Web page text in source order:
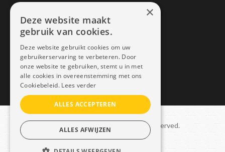
1750 Lennik
0497452898
info@dais.be
Copyright © 2021 Dais. All rights reserved.
Sitemap–GDPR
×
Deze website maakt
gebruik van cookies.
Deze website gebruikt cookies om uw
gebruikerservaring te verbeteren. Door
onze website te gebruiken, stemt u in met
alle cookies in overeenstemming met ons
Cookiebeleid. Lees verder
ALLES ACCEPTEREN
ALLES AFWIJZEN